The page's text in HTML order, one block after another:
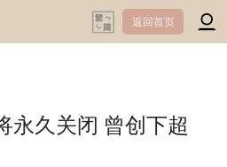
返回首页
永久关闭 曾创下超